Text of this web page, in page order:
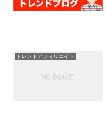
トレンドアフィリエイト